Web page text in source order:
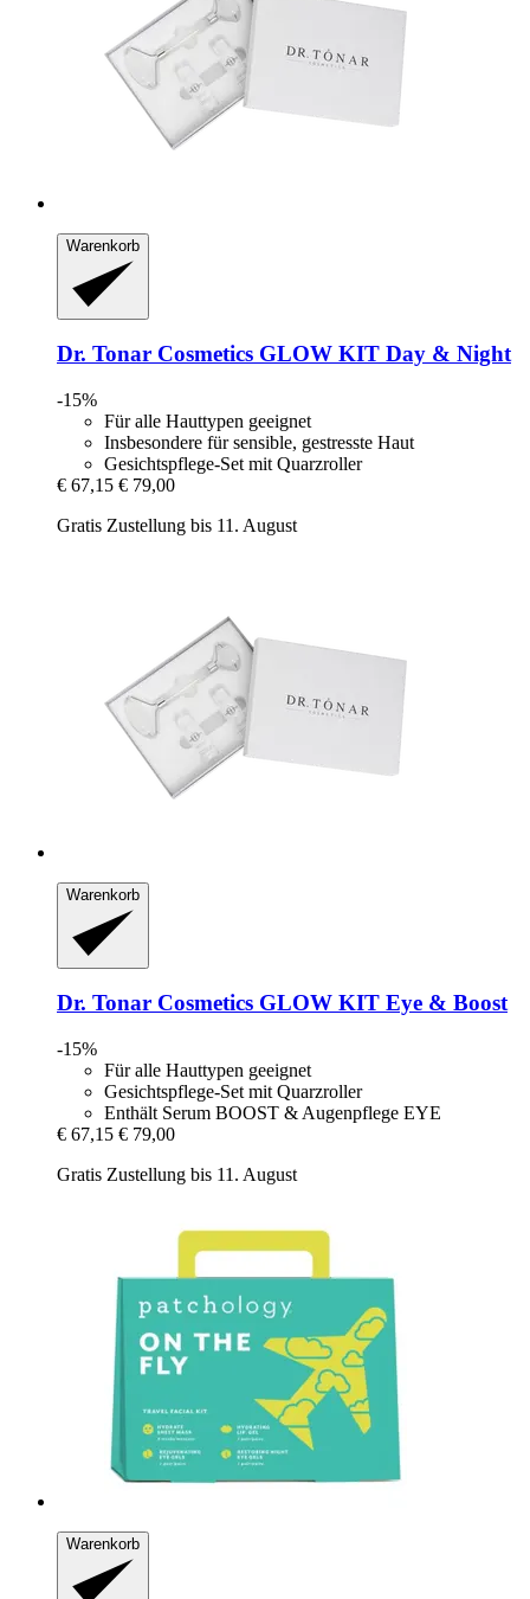
Warenkorb
Dr. Tonar Cosmetics GLOW KIT Day & Night
-15%
Für alle Hauttypen geeignet
Insbesondere für sensible, gestresste Haut
Gesichtspflege-Set mit Quarzroller
€ 67,15 € 79,00
Gratis Zustellung bis 11. August
Warenkorb
Dr. Tonar Cosmetics GLOW KIT Eye & Boost
-15%
Für alle Hauttypen geeignet
Gesichtspflege-Set mit Quarzroller
Enthält Serum BOOST & Augenpflege EYE
€ 67,15 € 79,00
Gratis Zustellung bis 11. August
Warenkorb